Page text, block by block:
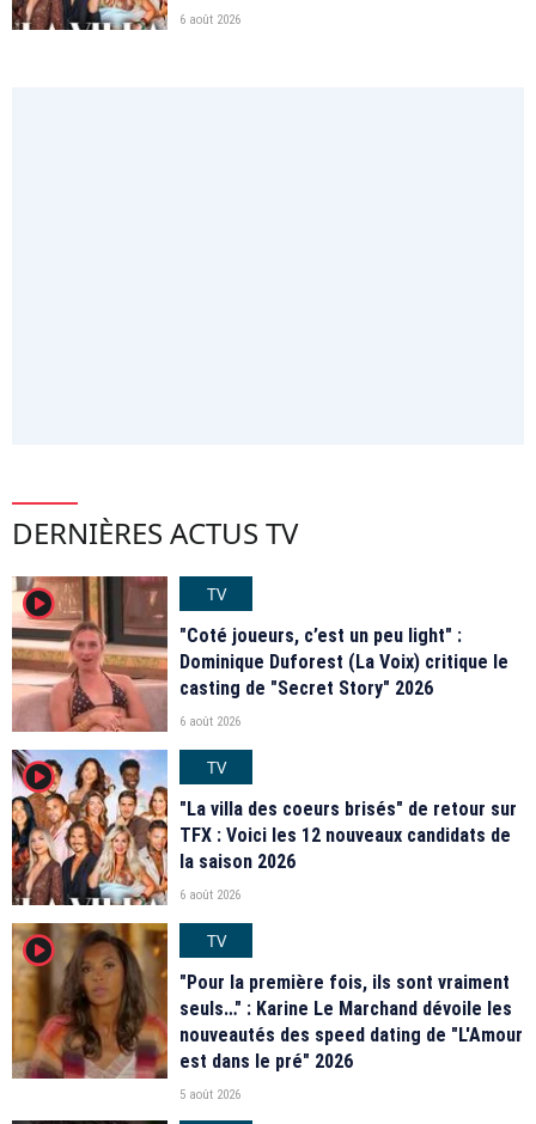
6 août 2026
DERNIÈRES ACTUS TV
player2
TV
"Coté joueurs, c’est un peu light" :
Dominique Duforest (La Voix) critique le
casting de "Secret Story" 2026
6 août 2026
player2
TV
"La villa des coeurs brisés" de retour sur
TFX : Voici les 12 nouveaux candidats de
la saison 2026
6 août 2026
player2
TV
"Pour la première fois, ils sont vraiment
seuls…" : Karine Le Marchand dévoile les
nouveautés des speed dating de "L'Amour
est dans le pré" 2026
5 août 2026